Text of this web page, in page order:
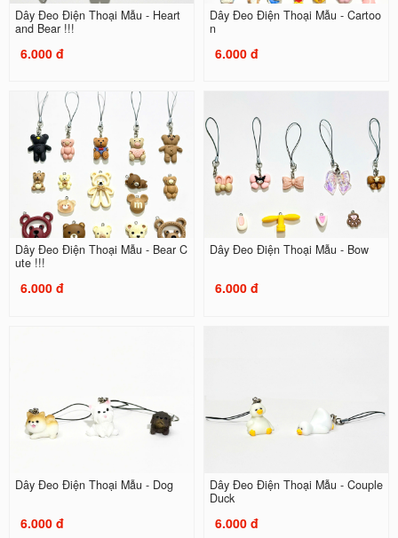
Dây Đeo Điện Thoại Mẫu - Heart
and Bear !!!
6.000 đ
Dây Đeo Điện Thoại Mẫu - Cartoo
n
6.000 đ
Dây Đeo Điện Thoại Mẫu - Bear C
ute !!!
6.000 đ
Dây Đeo Điện Thoại Mẫu - Bow
6.000 đ
Dây Đeo Điện Thoại Mẫu - Dog
6.000 đ
Dây Đeo Điện Thoại Mẫu - Couple
Duck
6.000 đ